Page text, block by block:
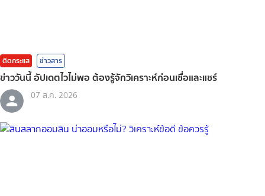
ติดกระแส ข่าวสาร
ข่าววันนี้ อัปเดตไวไม่พอ ต้องรู้จักวิเคราะห์ก่อนเชื่อและแชร์
07 ส.ค. 2026